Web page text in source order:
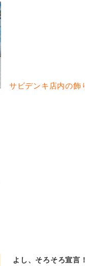
サビデンキ店内の
よし、そろそろ宣言！